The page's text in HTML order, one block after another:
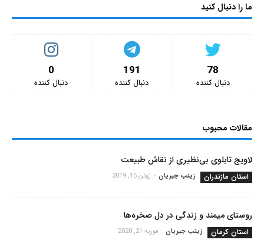
ما را دنبال کنید
0
دنبال کننده‌
191
دنبال کننده‌
78
دنبال کننده‌
مقالات محبوب
لاویج تابلوی بی‌نظیری از نقاش طبیعت
استان مازندران زینب جیریان - ژوئن 15, 2019
روستای میمند و زندگی در دل صخره‌ها
استان کرمان زینب جیریان - فوریه 21, 2020